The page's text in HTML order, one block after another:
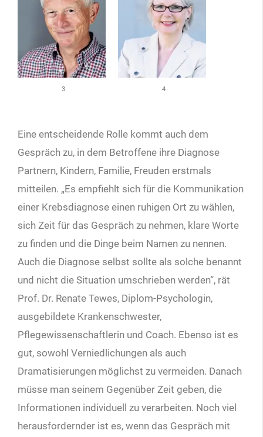
3 4
Eine entscheidende Rolle kommt auch dem
Gespräch zu, in dem Betroffene ihre Diagnose
Partnern, Kindern, Familie, Freuden erstmals
mitteilen. „Es empfiehlt sich für die Kommunikation
einer Krebsdiagnose einen ruhigen Ort zu wählen,
sich Zeit für das Gespräch zu nehmen, klare Worte
zu finden und die Dinge beim Namen zu nennen.
Auch die Diagnose selbst sollte als solche benannt
und nicht die Situation umschrieben werden“, rät
Prof. Dr. Renate Tewes, Diplom-Psychologin,
ausgebildete Krankenschwester,
Pflegewissenschaftlerin und Coach. Ebenso ist es
gut, sowohl Verniedlichungen als auch
Dramatisierungen möglichst zu vermeiden. Danach
müsse man seinem Gegenüber Zeit geben, die
Informationen individuell zu verarbeiten. Noch viel
herausfordernder ist es, wenn das Gespräch mit